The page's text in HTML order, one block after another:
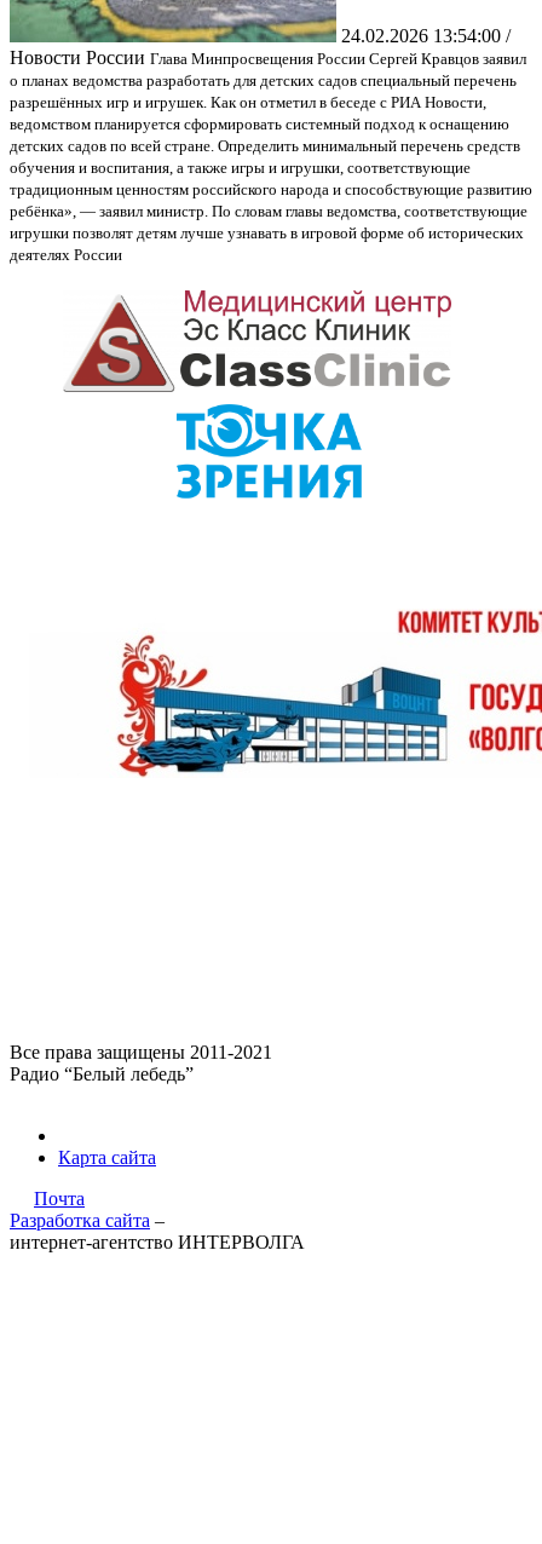
24.02.2026 13:54:00 /
Новости России Глава Минпросвещения России Сергей Кравцов заявил
о планах ведомства разработать для детских садов специальный перечень
разрешённых игр и игрушек. Как он отметил в беседе с РИА Новости,
ведомством планируется сформировать системный подход к оснащению
детских садов по всей стране. Определить минимальный перечень средств
обучения и воспитания, а также игры и игрушки, соответствующие
традиционным ценностям российского народа и способствующие развитию
ребёнка», — заявил министр. По словам главы ведомства, соответствующие
игрушки позволят детям лучше узнавать в игровой форме об исторических
деятелях России
Все права защищены 2011-2021
Радио “Белый лебедь”
Карта сайта
Почта
Разработка сайта –
интернет-агентство ИНТЕРВОЛГА